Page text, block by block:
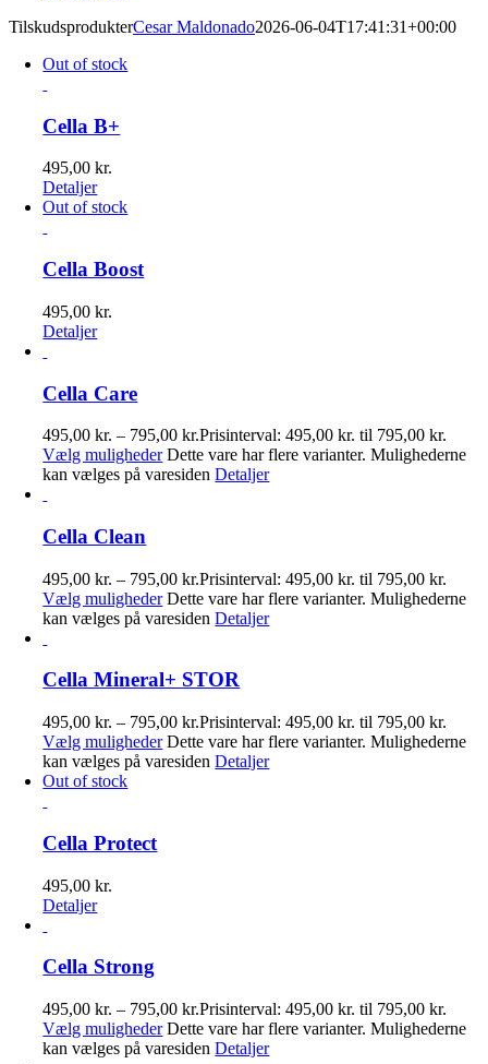
TilskudsprodukterCesar Maldonado2026-06-04T17:41:31+00:00
Out of stock
Cella B+
495,00kr.
Detaljer
Out of stock
Cella Boost
495,00kr.
Detaljer
Cella Care
495,00kr. – 795,00kr.Prisinterval: 495,00 kr. til 795,00 kr.
Vælg muligheder Dette vare har flere varianter. Mulighederne
kan vælges på varesidenDetaljer
Cella Clean
495,00kr. – 795,00kr.Prisinterval: 495,00 kr. til 795,00 kr.
Vælg muligheder Dette vare har flere varianter. Mulighederne
kan vælges på varesidenDetaljer
Cella Mineral+ STOR
495,00kr. – 795,00kr.Prisinterval: 495,00 kr. til 795,00 kr.
Vælg muligheder Dette vare har flere varianter. Mulighederne
kan vælges på varesidenDetaljer
Out of stock
Cella Protect
495,00kr.
Detaljer
Cella Strong
495,00kr. – 795,00kr.Prisinterval: 495,00 kr. til 795,00 kr.
Vælg muligheder Dette vare har flere varianter. Mulighederne
kan vælges på varesidenDetaljer